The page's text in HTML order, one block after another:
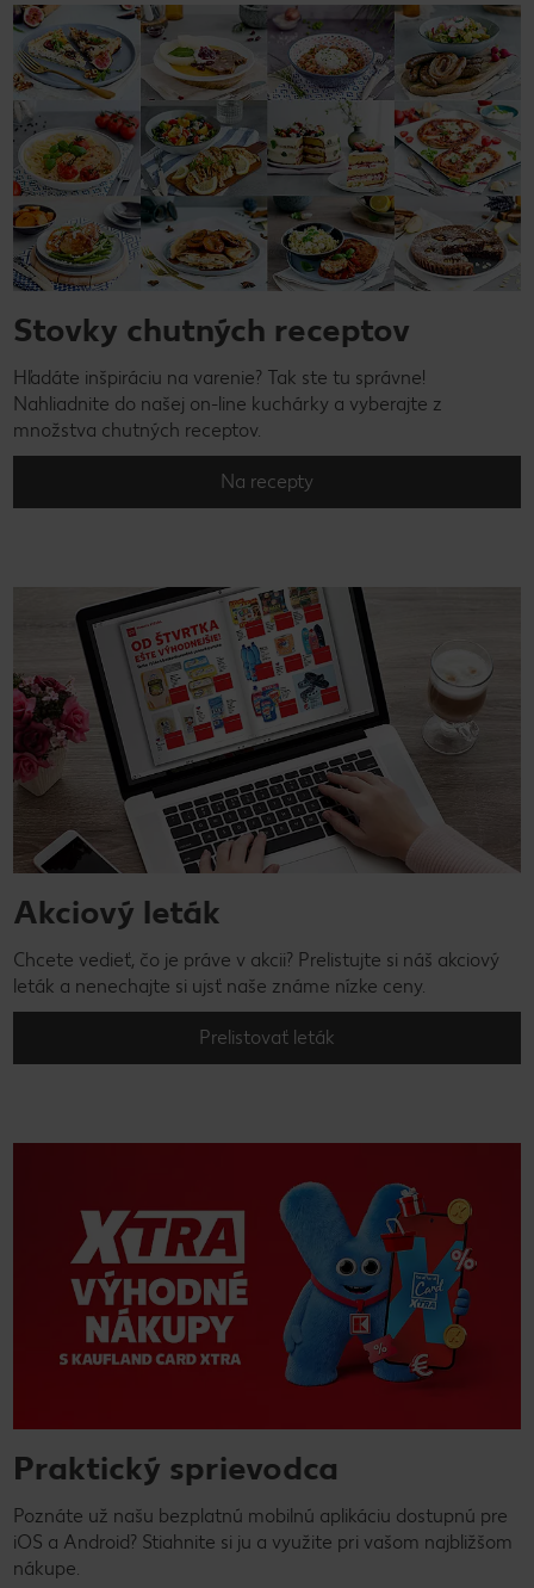
Stovky chutných receptov
Hľadáte inšpiráciu na varenie? Tak ste tu správne!
Nahliadnite do našej on-line kuchárky a vyberajte z
množstva chutných receptov.
Na recepty
Akciový leták
Chcete vedieť, čo je práve v akcii? Prelistujte si náš akciový
leták a nenechajte si ujsť naše známe nízke ceny.
Prelistovať leták
Praktický sprievodca
Poznáte už našu bezplatnú mobilnú aplikáciu dostupnú pre
iOS a Android? Stiahnite si ju a využite pri vašom najbližšom
nákupe.